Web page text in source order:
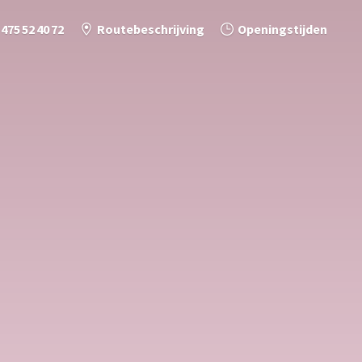
52 40 72 Routebeschrijving Openingstijden